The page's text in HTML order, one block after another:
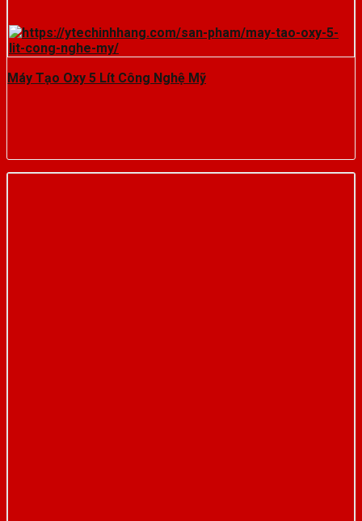
Máy Tạo Oxy 5 Lít Công Nghệ Mỹ